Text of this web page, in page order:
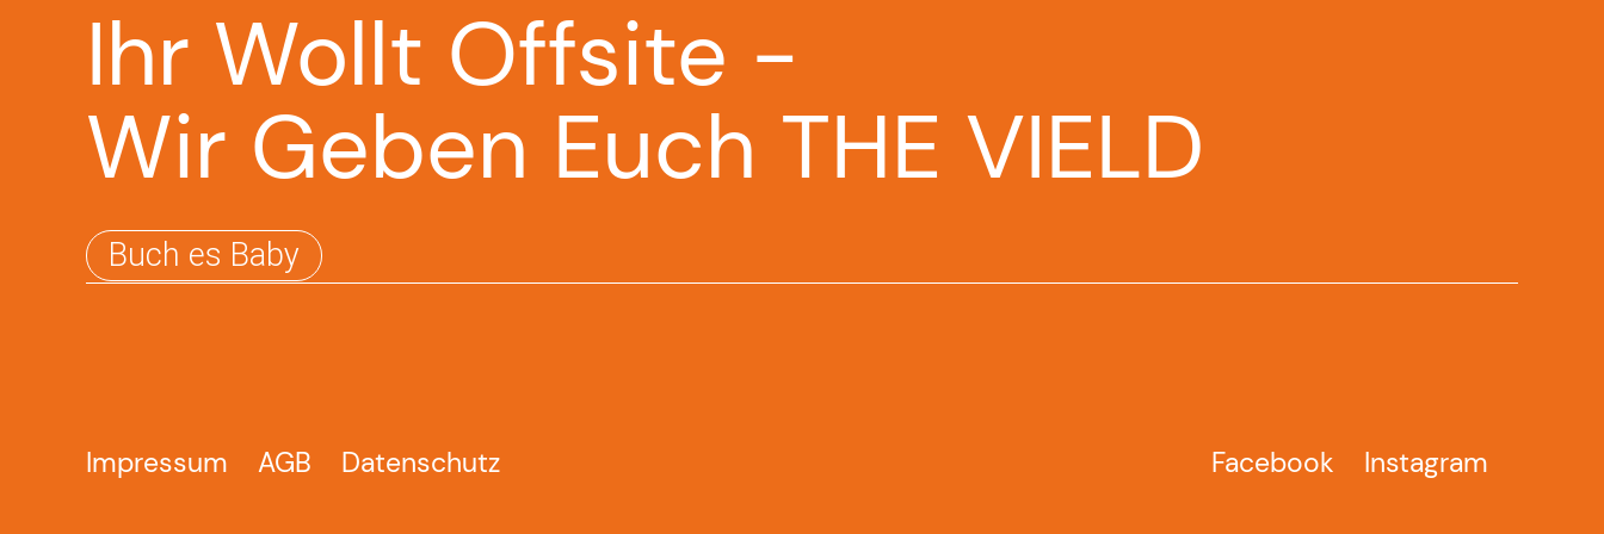
Ihr Wollt Offsite -
Wir Geben Euch THE VIELD
Buch es Baby
Impressum AGB Datenschutz Facebook Instagram